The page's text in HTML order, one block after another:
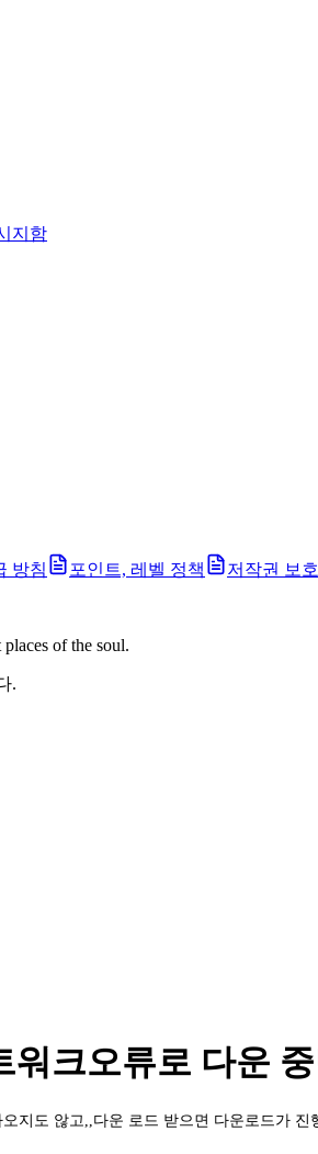
지함
방침 포인트, 레벨 정책 저작권 보
of the soul.
.
워크오류로 다운
지도 않고,,다운 로드 받으면 다운로드가